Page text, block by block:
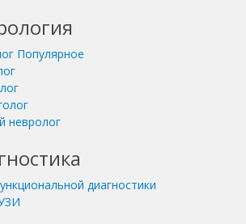
Популярное
невролог
диагностики